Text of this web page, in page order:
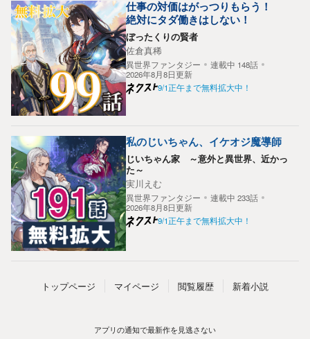
仕事の対価はがっつりもらう！
絶対にタダ働きはしない！
ぼったくりの賢者
佐倉真稀
異世界ファンタジー 連載中 148話
2026年8月8日更新
9/1正午まで無料拡大中！
私のじいちゃん、イケオジ魔導師
じいちゃん家 ～意外と異世界、近かっ
た～
実川えむ
異世界ファンタジー 連載中 233話
2026年8月8日更新
9/1正午まで無料拡大中！
トップページ マイページ 閲覧履歴 新着小説
アプリの通知で最新作を見逃さない